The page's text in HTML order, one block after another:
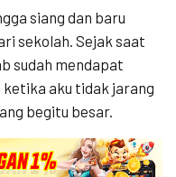
siang dan baru
sekolah. Sejak saat
sudah mendapat
aku tidak jarang
begitu besar.